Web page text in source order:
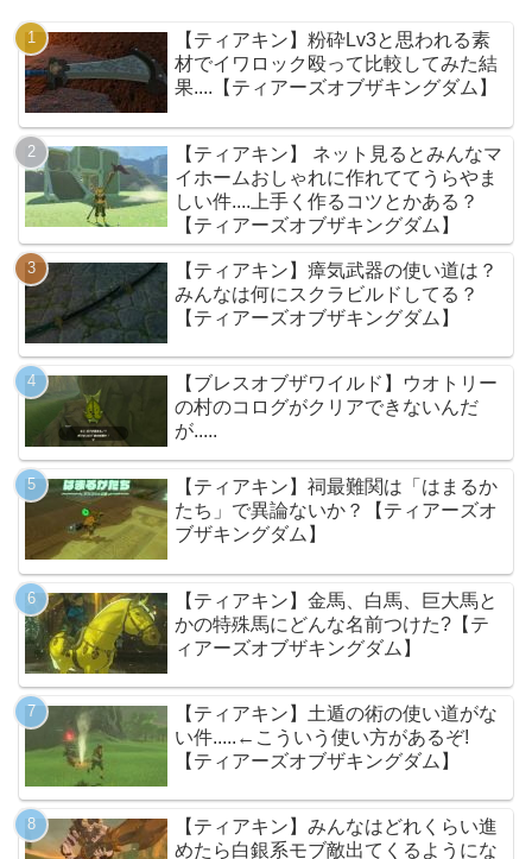
【ティアキン】粉砕Lv3と思われる素
材でイワロック殴って比較してみた結
果....【ティアーズオブザキングダム】
【ティアキン】 ネット見るとみんなマ
イホームおしゃれに作れててうらやま
しい件....上手く作るコツとかある？
【ティアーズオブザキングダム】
【ティアキン】瘴気武器の使い道は？
みんなは何にスクラビルドしてる？
【ティアーズオブザキングダム】
【ブレスオブザワイルド】ウオトリー
の村のコログがクリアできないんだ
が.....
【ティアキン】祠最難関は「はまるか
たち」で異論ないか？【ティアーズオ
ブザキングダム】
【ティアキン】金馬、白馬、巨大馬と
かの特殊馬にどんな名前つけた?【テ
ィアーズオブザキングダム】
【ティアキン】土遁の術の使い道がな
い件.....←こういう使い方があるぞ!
【ティアーズオブザキングダム】
【ティアキン】みんなはどれくらい進
めたら白銀系モブ敵出てくるようにな